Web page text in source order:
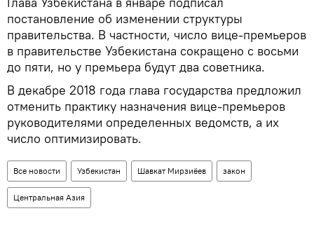
постановление об изменении структуры
правительства. В частности, число вице-премьеров
в правительстве Узбекистана сокращено с восьми
до пяти, но у премьера будут два советника.
В декабре 2018 года глава государства предложил
отменить практику назначения вице-премьеров
руководителями определенных ведомств, а их
число оптимизировать.
Все новости Узбекистан Шавкат Мирзиёев закон
Центральная Азия